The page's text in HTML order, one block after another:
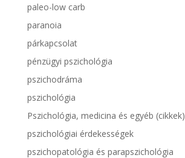
paleo-low carb
paranoia
párkapcsolat
pénzügyi pszichológia
pszichodráma
pszichológia
Pszichológia, medicina és egyéb (cikkek)
pszichológiai érdekességek
pszichopatológia és parapszichológia